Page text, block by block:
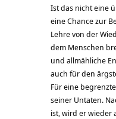
Ist das nicht eine
eine Chance zur
Lehre von der
dem Menschen
und allmähliche
auch für den
Für eine
seiner Untaten.
ist, wird er wieder